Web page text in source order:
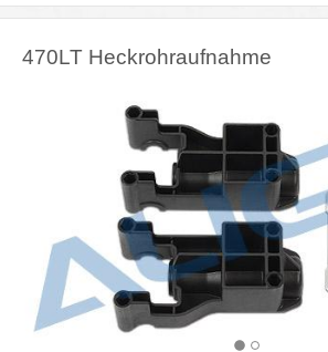
470LT Heckrohraufnahme